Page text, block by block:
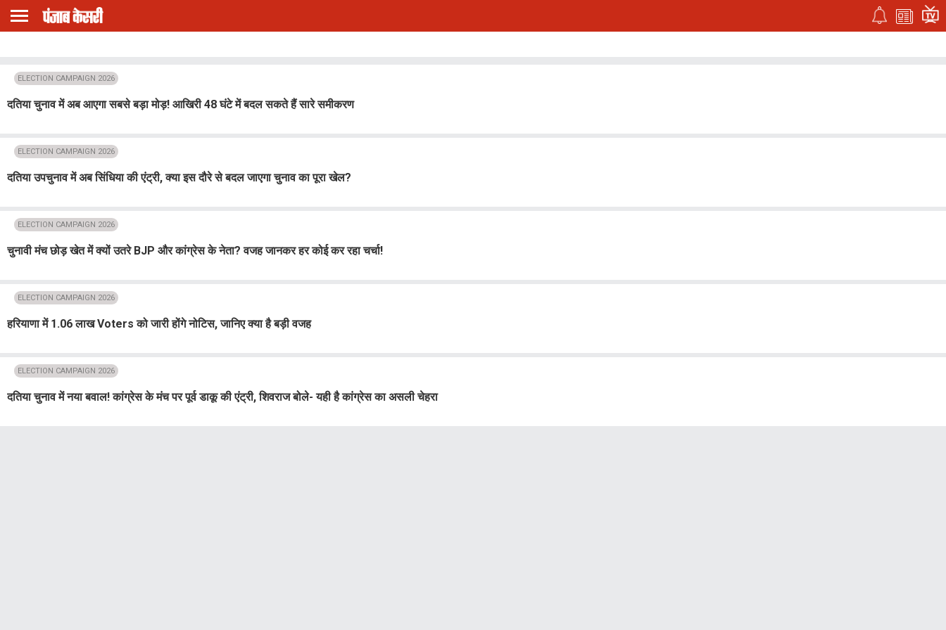
ELECTION CAMPAIGN 2026
दतिया चुनाव में अब आएगा सबसे बड़ा मोड़! आखिरी 48 घंटे में बदल सकते हैं सारे समीकरण
ELECTION CAMPAIGN 2026
दतिया उपचुनाव में अब सिंधिया की एंट्री, क्या इस दौरे से बदल जाएगा चुनाव का पूरा खेल?
ELECTION CAMPAIGN 2026
चुनावी मंच छोड़ खेत में क्यों उतरे BJP और कांग्रेस के नेता? वजह जानकर हर कोई कर रहा चर्चा!
ELECTION CAMPAIGN 2026
हरियाणा में 1.06 लाख Voters को जारी होंगे नोटिस, जानिए क्या है बड़ी वजह
ELECTION CAMPAIGN 2026
दतिया चुनाव में नया बवाल! कांग्रेस के मंच पर पूर्व डाकू की एंट्री, शिवराज बोले- यही है कांग्रेस का असली चेहरा